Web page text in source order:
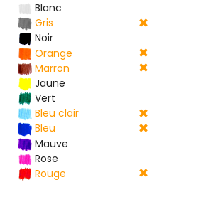
Blanc
Gris
Noir
Orange
Marron
Jaune
Vert
Bleu clair
Bleu
Mauve
Rose
Rouge